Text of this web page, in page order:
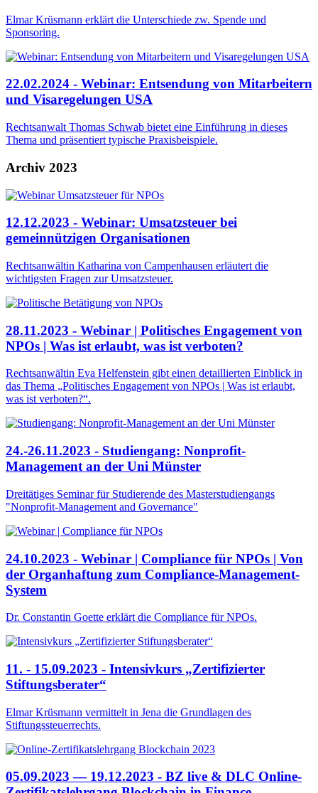
Elmar Krüsmann erklärt die Unterschiede zw. Spende und
Sponsoring.
22.02.2024 - Webinar: Entsendung von Mitarbeitern
und Visaregelungen USA
Rechtsanwalt Thomas Schwab bietet eine Einführung in dieses
Thema und präsentiert typische Praxisbeispiele.
Archiv 2023
12.12.2023 - Webinar: Umsatzsteuer bei
gemeinnützigen Organisationen
Rechtsanwältin Katharina von Campenhausen erläutert die
wichtigsten Fragen zur Umsatzsteuer.
28.11.2023 - Webinar | Politisches Engagement von
NPOs | Was ist erlaubt, was ist verboten?
Rechtsanwältin Eva Helfenstein gibt einen detaillierten Einblick in
das Thema „Politisches Engagement von NPOs | Was ist erlaubt,
was ist verboten?“.
24.-26.11.2023 - Studiengang: Nonprofit-
Management an der Uni Münster
Dreitätiges Seminar für Studierende des Masterstudiengangs
"Nonprofit-Management and Governance"
24.10.2023 - Webinar | Compliance für NPOs | Von
der Organhaftung zum Compliance-Management-
System
Dr. Constantin Goette erklärt die Compliance für NPOs.
11. - 15.09.2023 - Intensivkurs „Zertifizierter
Stiftungsberater“
Elmar Krüsmann vermittelt in Jena die Grundlagen des
Stiftungssteuerrechts.
05.09.2023 — 19.12.2023 - BZ live & DLC Online-